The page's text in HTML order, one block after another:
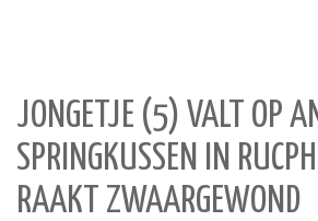
JONGETJE (5) VALT OP
SPRINGKUSSEN IN
RAAKT ZWAARGEWOND